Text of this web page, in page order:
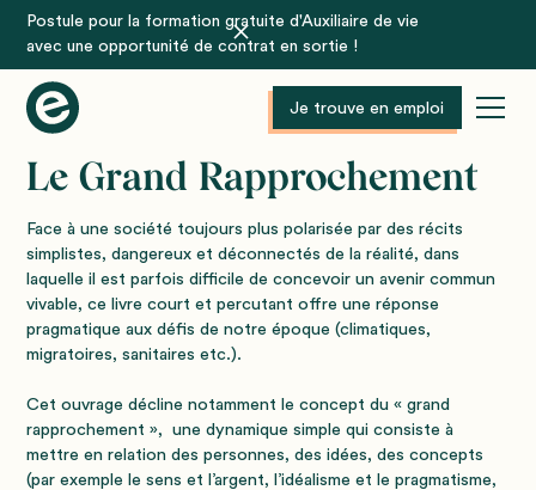
Postule pour la formation gratuite d'Auxiliaire de vie
avec une opportunité de contrat en sortie !
Je trouve en emploi
Le Grand Rapprochement
Face à une société toujours plus polarisée par des récits
simplistes, dangereux et déconnectés de la réalité, dans
laquelle il est parfois difficile de concevoir un avenir commun
vivable, ce livre court et percutant offre une réponse
pragmatique aux défis de notre époque (climatiques,
migratoires, sanitaires etc.).
Cet ouvrage décline notamment le concept du « grand
rapprochement », une dynamique simple qui consiste à
mettre en relation des personnes, des idées, des concepts
(par exemple le sens et l’argent, l’idéalisme et le pragmatisme,